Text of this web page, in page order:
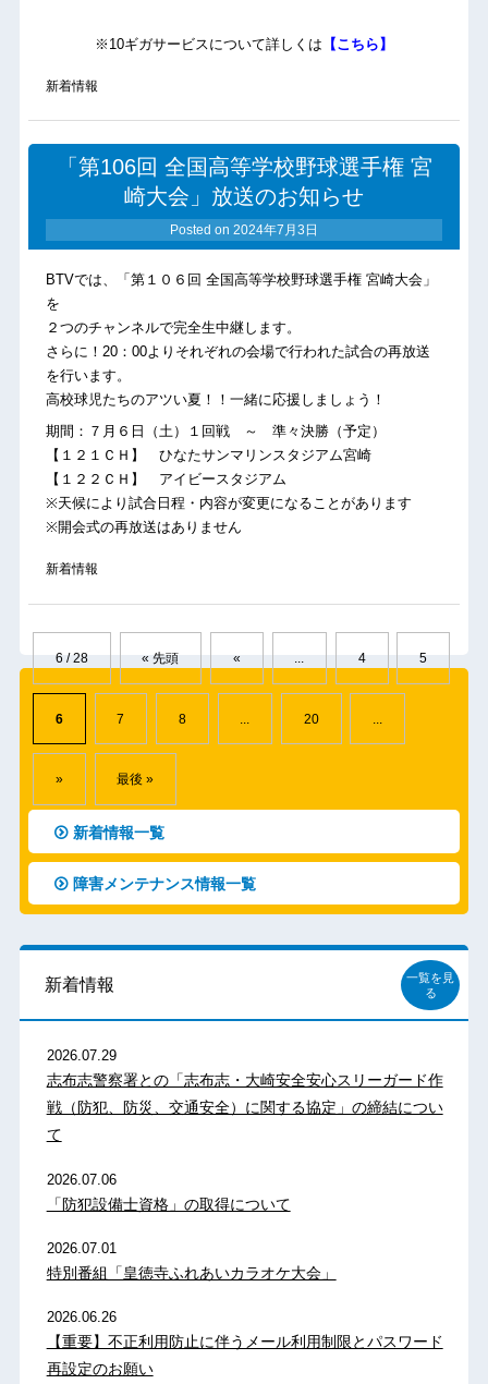
※10ギガサービスについて詳しくは 【こちら】
新着情報
「第106回 全国高等学校野球選手権 宮
崎大会」放送のお知らせ
Posted on 2024年7月3日
BTVでは、「第１０６回 全国高等学校野球選手権 宮崎大会」
を
２つのチャンネルで完全生中継します。
さらに！20：00よりそれぞれの会場で行われた試合の再放送
を行います。
高校球児たちのアツい夏！！一緒に応援しましょう！
期間：７月６日（土）１回戦 ～ 準々決勝（予定）
【１２１ＣＨ】 ひなたサンマリンスタジアム宮崎
【１２２ＣＨ】 アイビースタジアム
※天候により試合日程・内容が変更になることがあります
※開会式の再放送はありません
新着情報
6 / 28 « 先頭 « ... 4 5
6 7 8 20
» 最後 »
新着情報一覧
障害メンテナンス情報一覧
新着情報
一覧を見
る
2026.07.29
志布志警察署との「志布志・大崎安全安心スリーガード作
戦（防犯、防災、交通安全）に関する協定」の締結につい
て
2026.07.06
「防犯設備士資格」の取得について
2026.07.01
特別番組「皇徳寺ふれあいカラオケ大会」
2026.06.26
【重要】不正利用防止に伴うメール利用制限とパスワード
再設定のお願い